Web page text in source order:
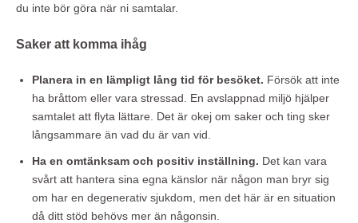
du inte bör göra när ni samtalar.
Saker att komma ihåg
Planera in en lämpligt lång tid för besöket. Försök att inte
ha bråttom eller vara stressad. En avslappnad miljö hjälper
samtalet att flyta lättare. Det är okej om saker och ting sker
långsammare än vad du är van vid.
Ha en omtänksam och positiv inställning. Det kan vara
svårt att hantera sina egna känslor när någon man bryr sig
om har en degenerativ sjukdom, men det här är en situation
då ditt stöd behövs mer än någonsin.